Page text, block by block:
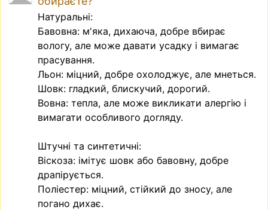
Натуральні:
Бавовна: м'яка, дихаюча, добре вбирає
вологу, але може давати усадку і вимагає
прасування.
Льон: міцний, добре охолоджує, але мнеться.
Шовк: гладкий, блискучий, дорогий.
Вовна: тепла, але може викликати алергію і
вимагати особливого догляду.
Штучні та синтетичні:
Віскоза: імітує шовк або бавовну, добре
драпірується.
Поліестер: міцний, стійкий до зносу, але
погано дихає.